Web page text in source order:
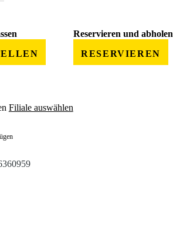
Reservieren und abholen
RESERVIEREN
Filiale auswählen